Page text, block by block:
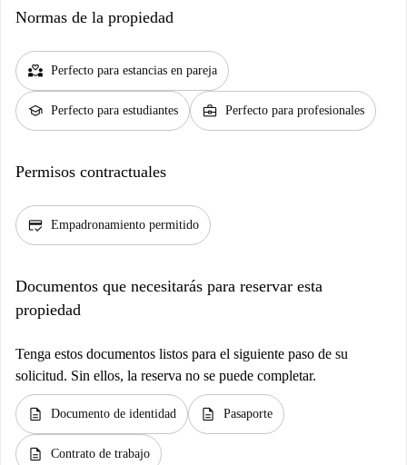
Normas de la propiedad
partner_heart Perfecto para estancias en pareja
school Perfecto para estudiantes business_center Perfecto para profesionales
Permisos contractuales
credit_score Empadronamiento permitido
Documentos que necesitarás para reservar esta
propiedad
Tenga estos documentos listos para el siguiente paso de su
solicitud. Sin ellos, la reserva no se puede completar.
description Documento de identidad description Pasaporte
description Contrato de trabajo